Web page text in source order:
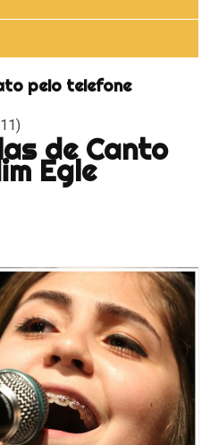
pelo telefone
de Canto
Egle